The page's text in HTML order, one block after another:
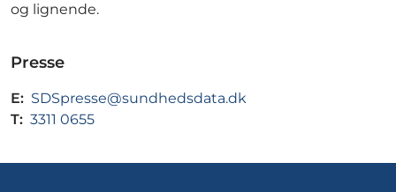
og lignende.
Presse
E: SDSpresse@sundhedsdata.dk
T: 3311 0655